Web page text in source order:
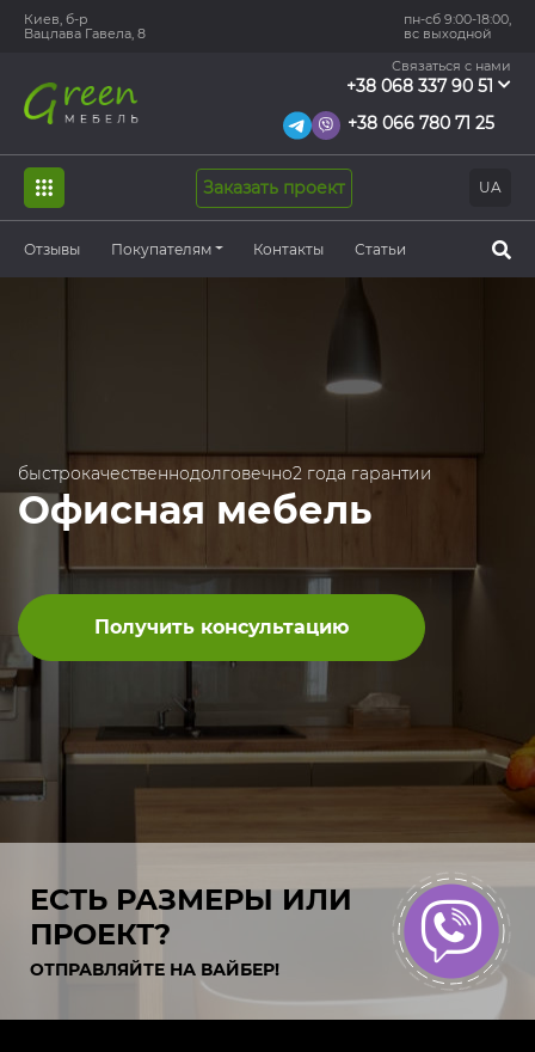
Киев, б-р
Вацлава Гавела, 8
пн-сб 9:00-18:00,
вс выходной
Связаться с нами
+38 068 337 90 51
+38 066 780 71 25
UA
Заказать проект
Отзывы Покупателям Контакты Статьи
быстрокачественнодолговечно2 года гарантии
Офисная мебель
Получить консультацию
ЕСТЬ РАЗМЕРЫ ИЛИ
ПРОЕКТ?
ОТПРАВЛЯЙТЕ НА ВАЙБЕР!